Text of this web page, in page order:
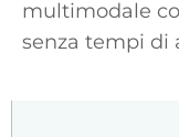
multimodale
senza tempi di